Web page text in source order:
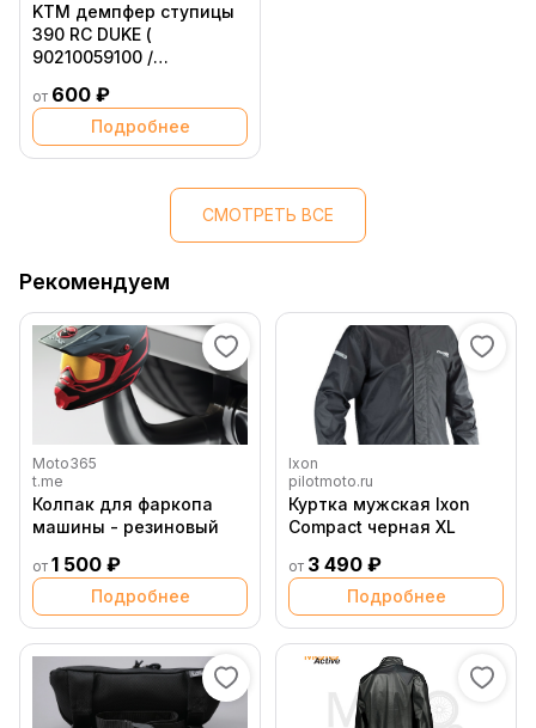
KTM демпфер ступицы
390 RC DUKE (
90210059100 /
от 600 ₽
Подробнее
СМОТРЕТЬ ВСЕ
Рекомендуем
Moto365
t.me
Колпак для фаркопа
машины - резиновый
от 1 500 ₽
Подробнее
Ixon
pilotmoto.ru
Куртка мужская Ixon
Compact черная XL
от 3 490 ₽
Подробнее